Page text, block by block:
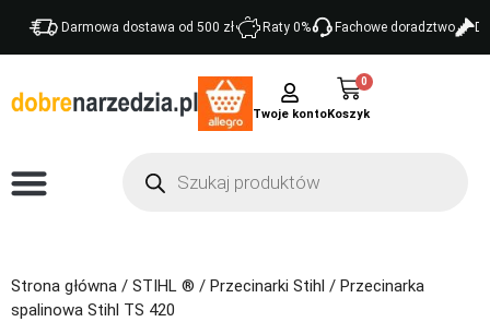
Darmowa dostawa od 500 zł Raty 0% Fachowe doradztwo
Twoje konto
0
Strona główna / STIHL ® / Przecinarki Stihl / Przecinarka
spalinowa Stihl TS 420